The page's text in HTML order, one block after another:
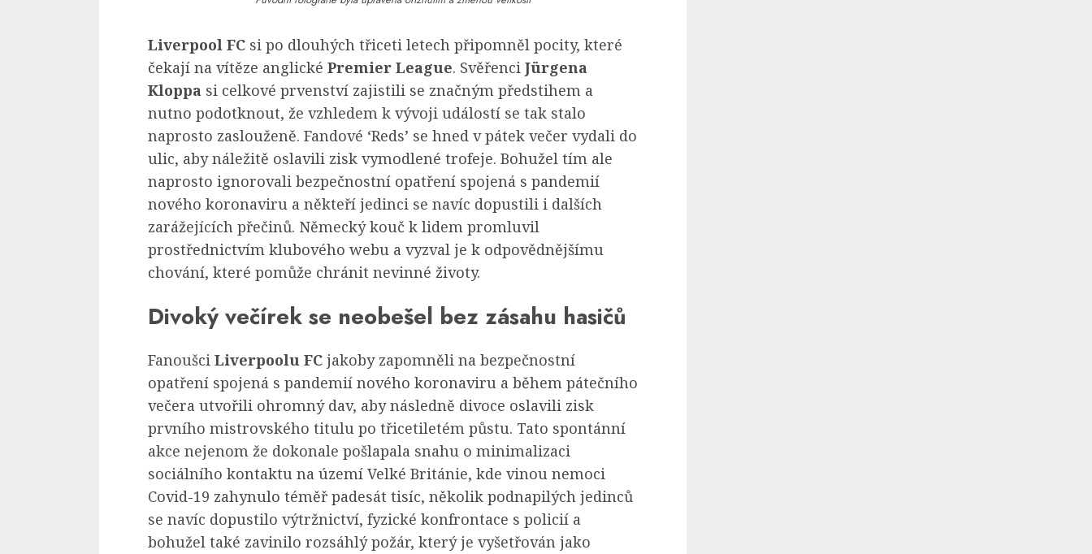
Liverpool FC si po dlouhých třiceti letech připomněl pocity, které
čekají na vítěze anglické Premier League. Svěřenci Jürgena
Kloppa si celkové prvenství zajistili se značným předstihem a
nutno podotknout, že vzhledem k vývoji událostí se tak stalo
naprosto zaslouženě. Fandové ‘Reds’ se hned v pátek večer vydali do
ulic, aby náležitě oslavili zisk vymodlené trofeje. Bohužel tím ale
naprosto ignorovali bezpečnostní opatření spojená s pandemií
nového koronaviru a někteří jedinci se navíc dopustili i dalších
zarážejících přečinů. Německý kouč k lidem promluvil
prostřednictvím klubového webu a vyzval je k odpovědnějšímu
chování, které pomůže chránit nevinné životy.
Divoký večírek se neobešel bez zásahu hasičů
Fanoušci Liverpoolu FC jakoby zapomněli na bezpečnostní
opatření spojená s pandemií nového koronaviru a během pátečního
večera utvořili ohromný dav, aby následně divoce oslavili zisk
prvního mistrovského titulu po třicetiletém půstu. Tato spontánní
akce nejenom že dokonale pošlapala snahu o minimalizaci
sociálního kontaktu na území Velké Británie, kde vinou nemoci
Covid-19 zahynulo téměř padesát tisíc, několik podnapilých jedinců
se navíc dopustilo výtržnictví, fyzické konfrontace s policií a
bohužel také zavinilo rozsáhlý požár, který je vyšetřován jako